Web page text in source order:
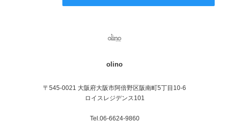
olino
〒545-0021 大阪府大阪市阿倍野区阪南町5丁目10-6
ロイスレジデンス101
Tel.06-6624-9860